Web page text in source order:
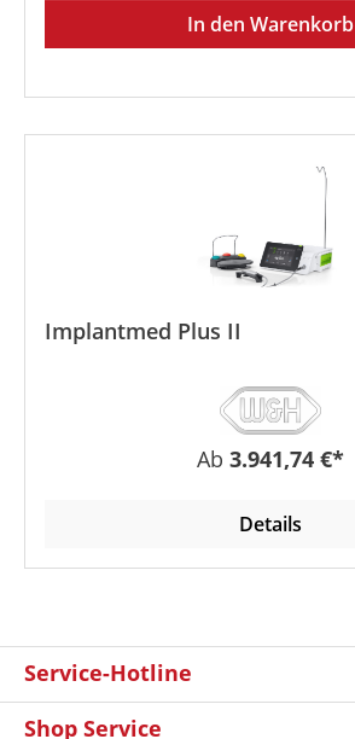
In den Warenkorb
Implantmed Plus II
Regulärer Preis:
Ab 3.941,74 €*
Details
Service-Hotline
Shop Service